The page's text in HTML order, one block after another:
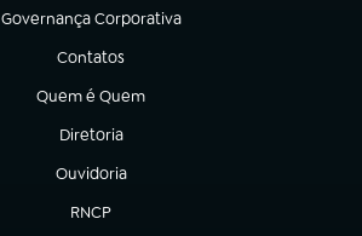
Governança Corporativa
(abre em nova aba)
Contatos
(abre em nova aba)
Quem é Quem
(abre em nova aba)
Diretoria
(abre em nova aba)
Ouvidoria
(abre em nova aba)
RNCP
(abre em nova aba)